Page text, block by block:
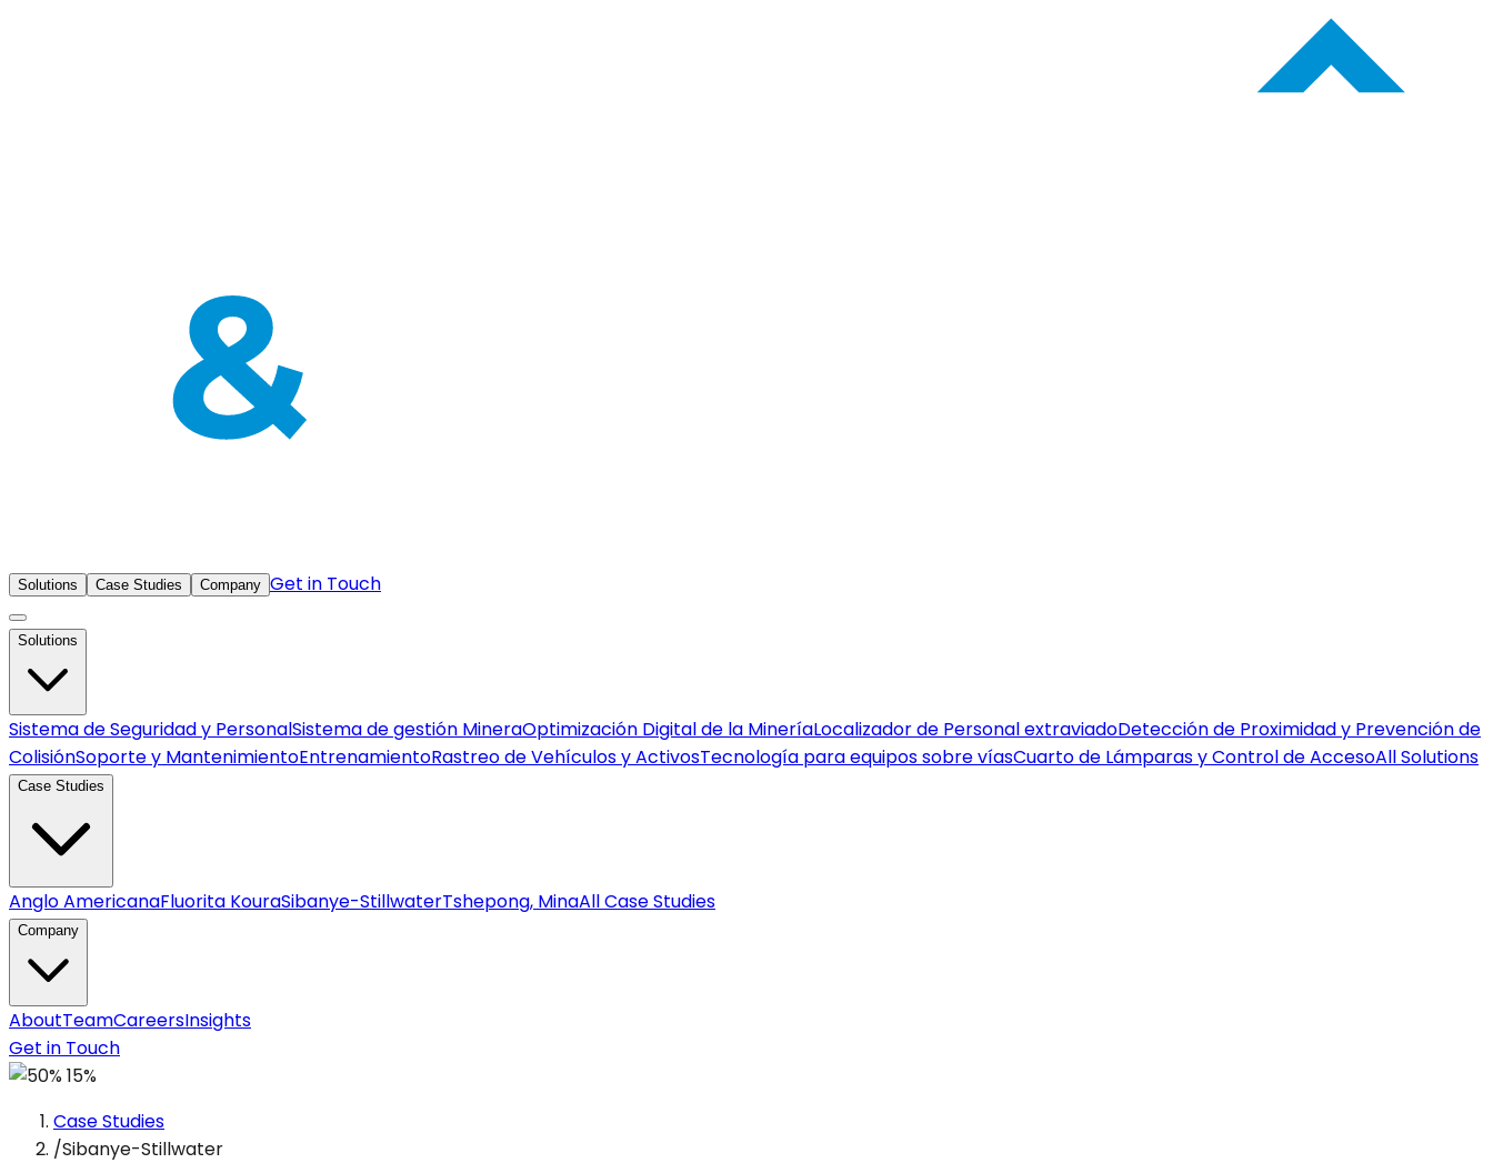
Solutions Case Studies Company Get in Touch
Solutions
Sistema de Seguridad y PersonalSistema de gestión MineraOptimización Digital de la MineríaLocalizador de Personal extraviadoDetección de Proximidad y Prevención de
ColisiónSoporte y MantenimientoEntrenamientoRastreo de Vehículos y ActivosTecnología para equipos sobre víasCuarto de Lámparas y Control de AccesoAll Solutions
Case Studies
Anglo AmericanaFluorita KouraSibanye-StillwaterTshepong, MinaAll Case Studies
Company
AboutTeamCareersInsights
Get in Touch
Case Studies
/Sibanye-Stillwater